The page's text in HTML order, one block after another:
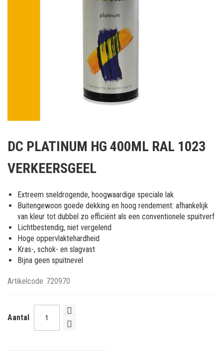
het
van
afbeeldingen-
gallerij
DC PLATINUM HG 400ML RAL 1023
VERKEERSGEEL
Extreem sneldrogende, hoogwaardige speciale lak
Buitengewoon goede dekking en hoog rendement: afhankelijk
van kleur tot dubbel zo efficiënt als een conventionele spuitverf
Lichtbestendig, niet vergelend
Hoge oppervlaktehardheid
Kras-, schok- en slagvast
Bijna geen spuitnevel
Artikelcode 720970
Aantal